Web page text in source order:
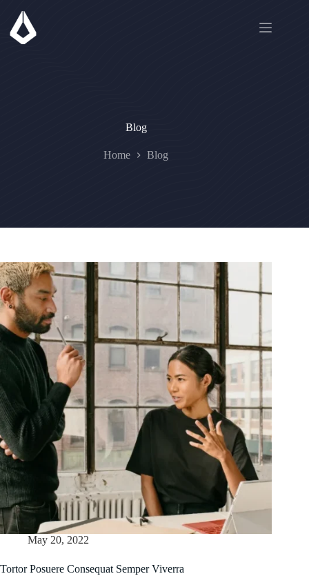
content
Blog
Home Blog
May 20, 2022
Tortor Posuere Consequat Semper Viverra